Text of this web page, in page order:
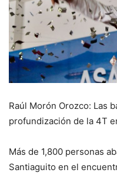
Raúl Morón Orozco: Las
profundización de la 4T
Más de 1,800 personas
Santiaguito en el